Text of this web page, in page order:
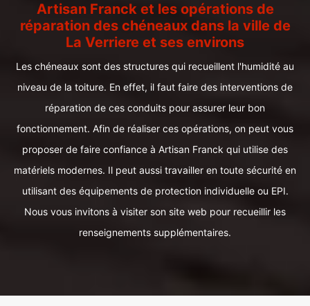
Artisan Franck et les opérations de
réparation des chéneaux dans la ville de
La Verriere et ses environs
Les chéneaux sont des structures qui recueillent l'humidité au
niveau de la toiture. En effet, il faut faire des interventions de
réparation de ces conduits pour assurer leur bon
fonctionnement. Afin de réaliser ces opérations, on peut vous
proposer de faire confiance à Artisan Franck qui utilise des
matériels modernes. Il peut aussi travailler en toute sécurité en
utilisant des équipements de protection individuelle ou EPI.
Nous vous invitons à visiter son site web pour recueillir les
renseignements supplémentaires.